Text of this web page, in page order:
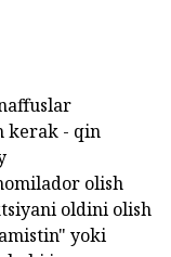
kerak - qin
olish
oldini olish
yoki